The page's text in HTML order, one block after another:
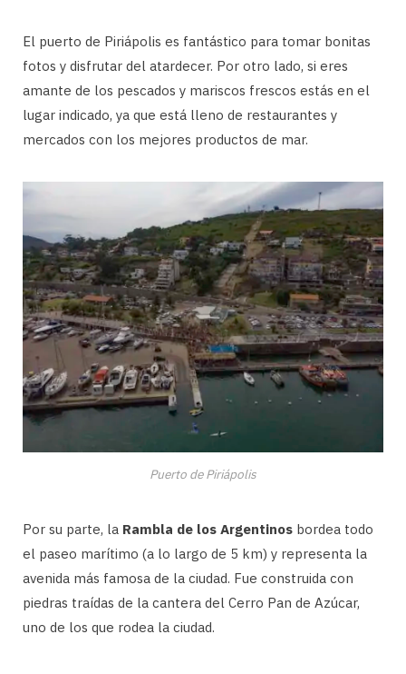
El puerto de Piriápolis es fantástico para tomar bonitas
fotos y disfrutar del atardecer. Por otro lado, si eres
amante de los pescados y mariscos frescos estás en el
lugar indicado, ya que está lleno de restaurantes y
mercados con los mejores productos de mar.
Puerto de Piriápolis
Por su parte, la Rambla de los Argentinos bordea todo
el paseo marítimo (a lo largo de 5 km) y representa la
avenida más famosa de la ciudad. Fue construida con
piedras traídas de la cantera del Cerro Pan de Azúcar,
uno de los que rodea la ciudad.